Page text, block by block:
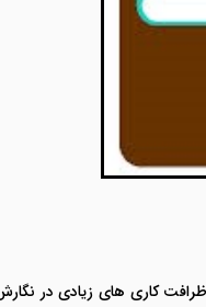
کاری های زیادی در نگارش